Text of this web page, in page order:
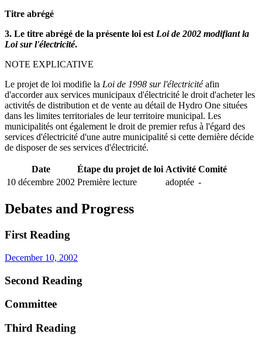
Titre abrégé
3. Le titre abrégé de la présente loi est Loi de 2002 modifiant la
Loi sur l'électricité.
NOTE EXPLICATIVE
Le projet de loi modifie la Loi de 1998 sur l'électricitéafin
d'accorder aux services municipaux d'électricité le droit d'acheter les
activités de distribution et de vente au détail de Hydro One situées
dans les limites territoriales de leur territoire municipal. Les
municipalités ont également le droit de premier refus à l'égard des
services d'électricité d'une autre municipalité si cette dernière décide
de disposer de ses services d'électricité.
Date Étape du projet de loi Activité Comité
10 décembre 2002 Première lecture adoptée -
Debates and Progress
First Reading
December 10, 2002
Second Reading
Committee
Third Reading